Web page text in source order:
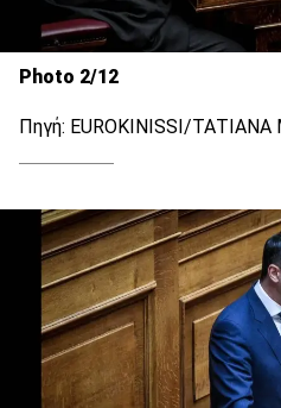
Photo 2/12
Πηγή: EUROKINISSI/